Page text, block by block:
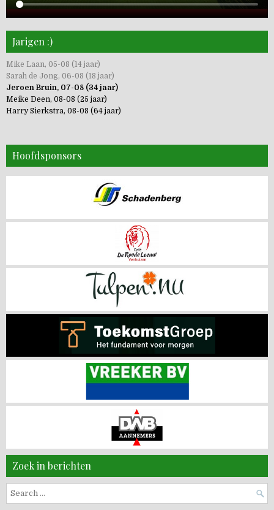
Jarigen :)
Mike Laan, 05-08 (14 jaar)
Sarah de Jong, 06-08 (18 jaar)
Jeroen Bruin, 07-08 (34 jaar)
Meike Deen, 08-08 (25 jaar)
Harry Sierkstra, 08-08 (64 jaar)
Hoofdsponsors
Zoek in berichten
Search
for: